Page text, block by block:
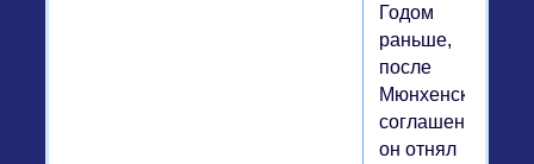
Годом
раньше,
после
Мюнхенского
соглашения,
он отнял